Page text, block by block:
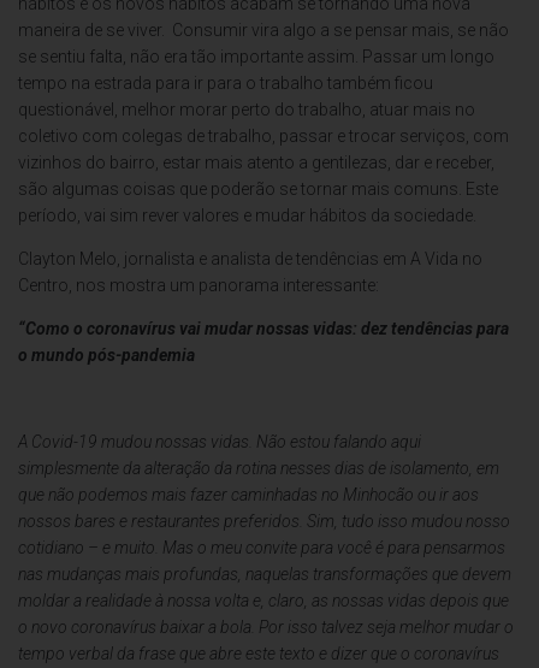
maneira de se viver. Consumir vira algo a se pensar mais, se não
se sentiu falta, não era tão importante assim. Passar um longo
tempo na estrada para ir para o trabalho também ficou
questionável, melhor morar perto do trabalho, atuar mais no
coletivo com colegas de trabalho, passar e trocar serviços, com
vizinhos do bairro, estar mais atento a gentilezas, dar e receber,
são algumas coisas que poderão se tornar mais comuns. Este
período, vai sim rever valores e mudar hábitos da sociedade.
Clayton Melo, jornalista e analista de tendências em A Vida no
Centro, nos mostra um panorama interessante:
“Como o coronavírus vai mudar nossas vidas: dez tendências para
o mundo pós-pandemia
A Covid-19 mudou nossas vidas. Não estou falando aqui
simplesmente da alteração da rotina nesses dias de isolamento, em
que não podemos mais fazer caminhadas no Minhocão ou ir aos
nossos bares e restaurantes preferidos. Sim, tudo isso mudou nosso
cotidiano – e muito. Mas o meu convite para você é para pensarmos
nas mudanças mais profundas, naquelas transformações que devem
moldar a realidade à nossa volta e, claro, as nossas vidas depois que
o novo coronavírus baixar a bola. Por isso talvez seja melhor mudar o
tempo verbal da frase que abre este texto e dizer que o coronavírus